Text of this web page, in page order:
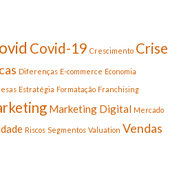
Covid-19 Crescimento Crise
Diferenças E-commerce Economia
Estratégia Formatação Franchising
Marketing Digital Mercado
Riscos Segmentos Valuation Vendas